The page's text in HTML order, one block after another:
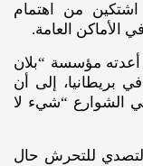
اشتكين من اهتمام
العامة.
أعدته مؤسسة “بلان
في بريطانيا، إلى أن
الشوارع “شيء لا
للتحرش حال